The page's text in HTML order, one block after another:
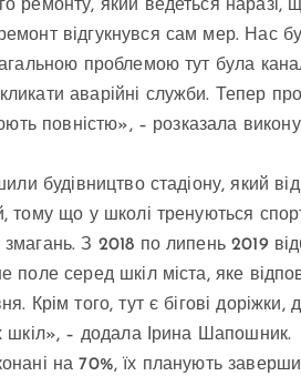
ремонту, який ведеться
відгукнувся сам мер. Нас
проблемою тут була
аварійні служби. Тепер
повністю», – розказала
будівництво стадіону, який
тому що у школі тренуються
З 2018 по липень 2019
поле серед шкіл міста, яке
Крім того, тут є бігові
шкіл», – додала Ірина Шапошник.
на 70%, їх планують